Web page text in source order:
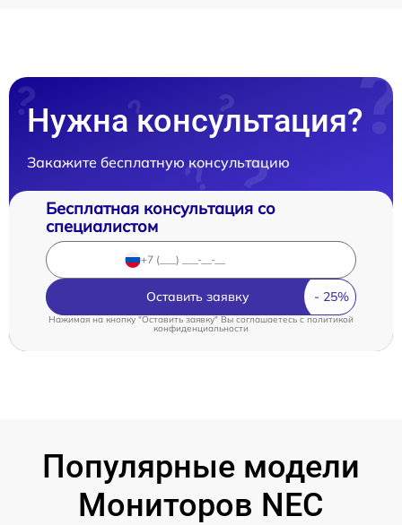
Нужна консультация?
Закажите бесплатную консультацию
Бесплатная консультация со
специалистом
Оставить заявку
Нажимая на кнопку "Оставить заявку" Вы соглашаетесь cполитикой
конфиденциальности
Популярные модели
Мониторов NEC